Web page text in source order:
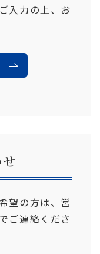
入力の上、お
望の方は、営
ご連絡くださ